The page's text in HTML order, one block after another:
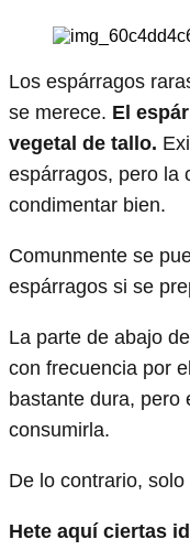
Los espárragos
se merece. El
vegetal de tallo.
espárragos, pero la
condimentar bien.
Comunmente se
espárragos si se
La parte de abajo
con frecuencia por
bastante dura, pero
consumirla.
De lo contrario,
Hete aquí ciertas